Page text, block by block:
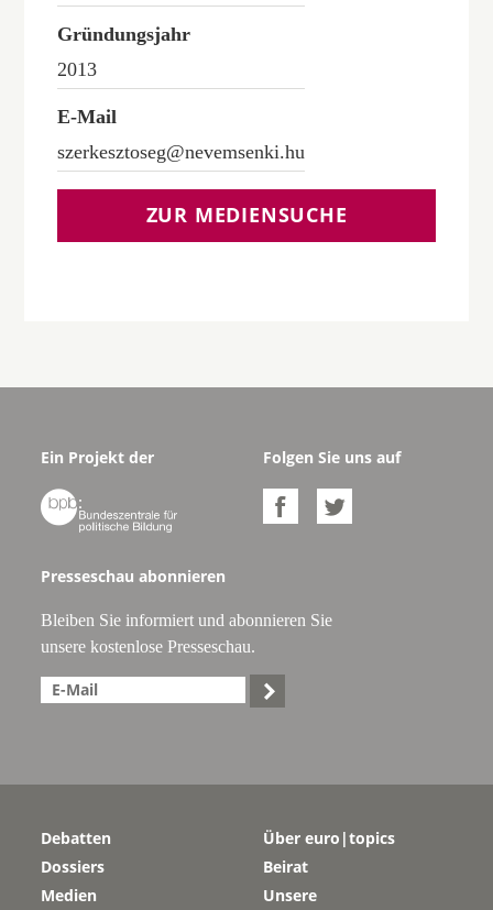
Gründungsjahr
2013
E-Mail
szerkesztoseg@nevemsenki.hu
ZUR MEDIENSUCHE
Ein Projekt der

Folgen Sie uns auf
 
Presseschau abonnieren
Bleiben Sie informiert und abonnieren Sie
unsere kostenlose Presseschau.

Debatten
Dossiers
Medien
Über euro|topics
Beirat
Unsere